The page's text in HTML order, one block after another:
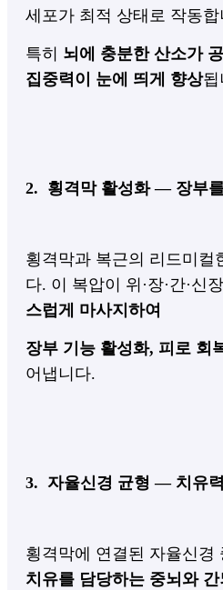
세포가 최적 상태로 작동합
특히 뇌에 충분한 산소가
집중력이 눈에 띄게 향상됩
2. 횡격막 활성화 — 장부
횡격막과 복근의 리드미컬
다. 이 복압이 위·장·간·신
스럽게 마사지하여
장부 기능 활성화, 피로 회
어냅니다.
3. 자율신경 균형 — 치유
횡격막에 연결된 자율신경
치유를 담당하는 중뇌와